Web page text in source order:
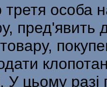
особа
пред'явить
У цьому